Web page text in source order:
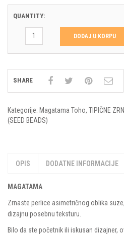
QUANTITY:
DODAJ U KORPU
SHARE
Kategorije: Magatama Toho, TIPIČNE
(SEED BEADS)
OPIS DODATNE INFORMACIJE
MAGATAMA
Zrnaste perlice asimetričnog oblika
dizajnu posebnu teksturu.
Bilo da ste početnik ili iskusan dizajner,